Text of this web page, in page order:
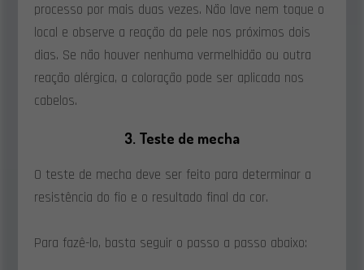
processo por mais duas vezes. Não lave nem toque o
local e observe a reação da pele nos próximos dois
dias. Se não houver nenhuma vermelhidão ou outra
reação alérgica, a coloração pode ser aplicada nos
cabelos.
3. Teste de mecha
O teste de mecha deve ser feito para determinar a
resistência do fio e o resultado final da cor.
Para fazê-lo, basta seguir o passo a passo abaixo: